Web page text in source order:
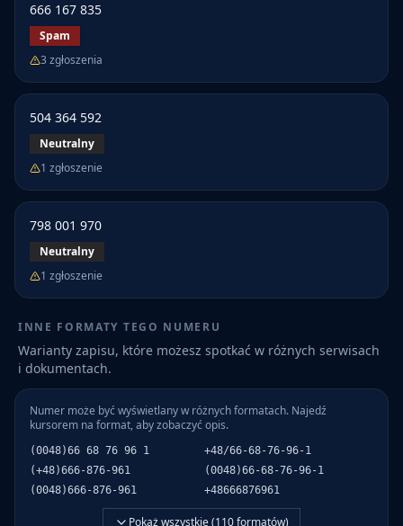
666 167 835
Spam
3 zgłoszenia
504 364 592
Neutralny
1 zgłoszenie
798 001 970
Neutralny
1 zgłoszenie
INNE FORMATY TEGO NUMERU
Warianty zapisu, które możesz spotkać w różnych serwisach
i dokumentach.
Numer może być wyświetlany w różnych formatach. Najedź
kursorem na format, aby zobaczyć opis.
(0048)66 68 76 96 1
+48/66-68-76-96-1
(+48)666-876-961
(0048)66-68-76-96-1
(0048)666-876-961
+48666876961
Pokaż wszystkie (110formatów)